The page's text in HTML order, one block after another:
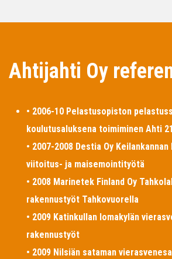
Ahtijahti Oy
• 2006-10 Pelastusopiston
koulutusaluksena toimiminen Ahti
• 2007-2008 Destia Oy
viitoitus- ja maisemointityötä
• 2008 Marinetek Finland Oy
rakennustyöt Tahkovuorella
• 2009 Katinkullan lomakylän
rakennustyöt
• 2009 Nilsiän sataman